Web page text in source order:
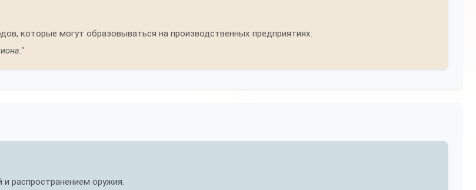
которые могут образовываться на производственных предприятиях.
распространением оружия.